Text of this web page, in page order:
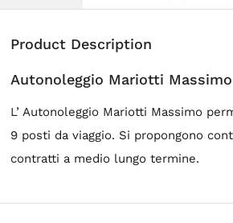
Product Description
Autonoleggio Mariotti
L’ Autonoleggio Mariotti Massimo
9 posti da viaggio. Si propongono
contratti a medio lungo termine.